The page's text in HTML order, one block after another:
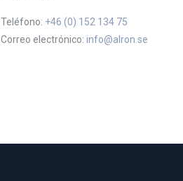
Teléfono: +46 (0) 152 134 75
Correo electrónico: info@alron.se